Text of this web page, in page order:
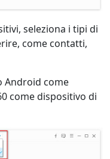
seleziona i tipi di
come contatti,
Android come
come dispositivo di